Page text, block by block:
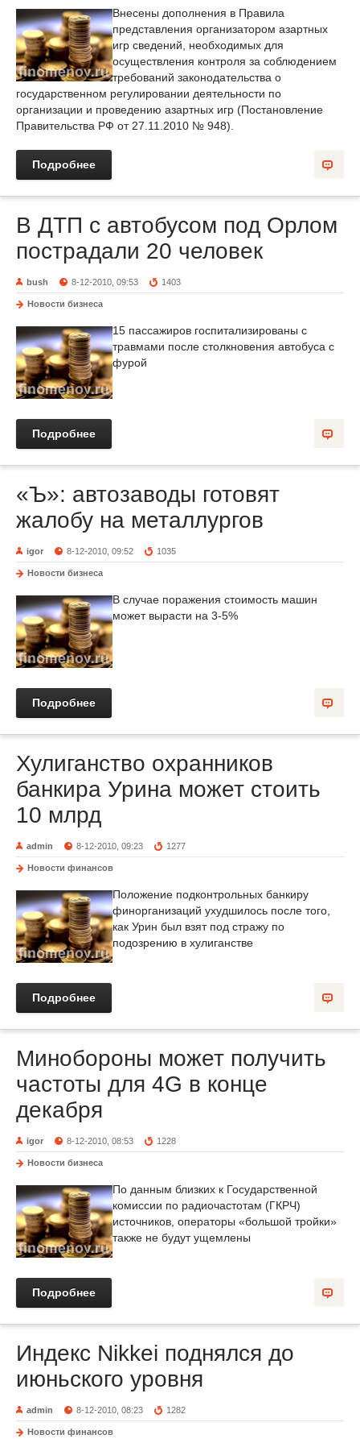
Внесены дополнения в Правила
представления организатором азартных
игр сведений, необходимых для
осуществления контроля за соблюдением
требований законодательства о
государственном регулировании деятельности по
организации и проведению азартных игр (Постановление
Правительства РФ от 27.11.2010 № 948).
Подробнее
В ДТП с автобусом под Орлом
пострадали 20 человек
bush 8-12-2010, 09:53 1403
Новости бизнеса
15 пассажиров госпитализированы c
травмами после столкновения автобуса с
фурой
Подробнее
«Ъ»: автозаводы готовят
жалобу на металлургов
igor 8-12-2010, 09:52 1035
Новости бизнеса
В случае поражения стоимость машин
может вырасти на 3-5%
Подробнее
Хулиганство охранников
банкира Урина может стоить
10 млрд
admin 8-12-2010, 09:23 1277
Новости финансов
Положение подконтрольных банкиру
финорганизаций ухудшилось после того,
как Урин был взят под стражу по
подозрению в хулиганстве
Подробнее
Минобороны может получить
частоты для 4G в конце
декабря
igor 8-12-2010, 08:53 1228
Новости бизнеса
По данным близких к Государственной
комиссии по радиочастотам (ГКРЧ)
источников, операторы «большой тройки»
также не будут ущемлены
Подробнее
Индекс Nikkei поднялся до
июньского уровня
admin 8-12-2010, 08:23 1282
Новости финансов